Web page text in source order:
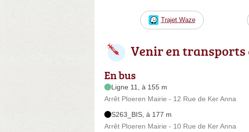
Trajet Waze
Venir en transports
En bus
Ligne 11, à 155 m
Arrêt Ploeren Mairie - 12 Rue de Ker Anna
S263_BIS, à 177 m
Arrêt Ploeren Mairie - 10 Rue de Ker Anna